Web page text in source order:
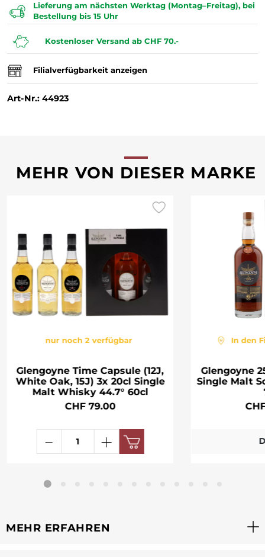
Lieferung am nächsten Werktag (Montag–Freitag), bei
Bestellung bis 15 Uhr
Kostenloser Versand ab CHF 70.-
Filialverfügbarkeit anzeigen
Art-Nr.: 44923
MEHR VON DIESER MARKE
nur noch 2 verfügbar
Glengoyne Time Capsule (12J,
White Oak, 15J) 3x 20cl Single
Malt Whisky 44.7° 60cl
CHF 79.00
In den
Glengoyne
Single Malt
MEHR ERFAHREN